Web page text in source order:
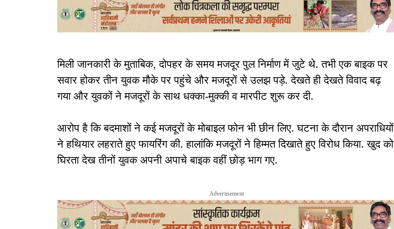
मिली जानकारी के मुताबिक, दोपहर के समय मजदूर पुल निर्माण में जुटे थे. तभी एक बाइक पर
सवार होकर तीन युवक मौके पर पहुंचे और मजदूरों से उलझ पड़े. देखते ही देखते विवाद बढ़
गया और युवकों ने मजदूरों के साथ धक्का-मुक्की व मारपीट शुरू कर दी.
आरोप है कि बदमाशों ने कई मजदूरों के मोबाइल फोन भी छीन लिए. घटना के दौरान अपराधियों
ने हथियार लहराते हुए फायरिंग की. हालांकि मजदूरों ने हिम्मत दिखाते हुए विरोध किया. खुद को
घिरता देख तीनों युवक अपनी अपाचे बाइक वहीं छोड़ भाग गए.
Advertisement